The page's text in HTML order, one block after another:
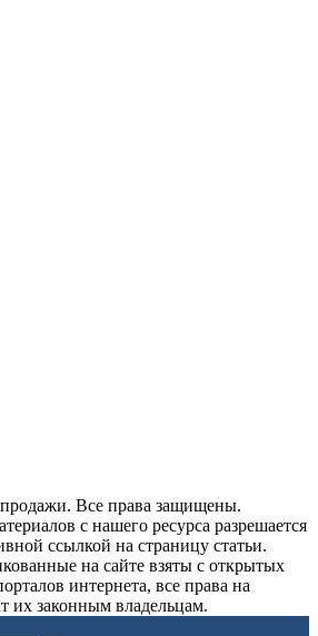
Все права защищены.
с нашего ресурса разрешается
ссылкой на страницу статьи.
на сайте взяты с открытых
интернета, все права на
их законным владельцам.